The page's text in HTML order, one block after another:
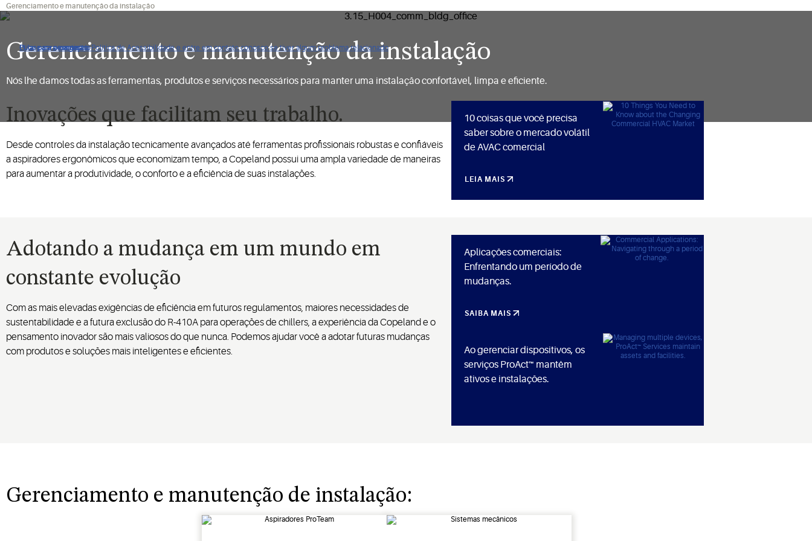
Clique para ver nossa Política de Acessibilidade e entre em contato conosco se tiver algum problema relacionado
Pular para navegação
Pular para o conteúdo
Pular para pesquisa
Gerenciamento e manutenção da instalação
Gerenciamento e manutenção da instalação
Nós lhe damos todas as ferramentas, produtos e serviços necessários para manter uma instalação confortável, limpa e eficiente.
Inovações que facilitam seu trabalho.
Desde controles da instalação tecnicamente avançados até ferramentas profissionais robustas e confiáveis
a aspiradores ergonômicos que economizam tempo, a Copeland possui uma ampla variedade de maneiras
para aumentar a produtividade, o conforto e a eficiência de suas instalações.
10 coisas que você precisa
saber sobre o mercado volátil
de AVAC comercial
LEIA MAIS
Adotando a mudança em um mundo em
constante evolução
Com as mais elevadas exigências de eficiência em futuros regulamentos, maiores necessidades de
sustentabilidade e a futura exclusão do R-410A para operações de chillers, a experiência da Copeland e o
pensamento inovador são mais valiosos do que nunca. Podemos ajudar você a adotar futuras mudanças
com produtos e soluções mais inteligentes e eficientes.
Aplicações comerciais:
Enfrentando um período de
mudanças.
SAIBA MAIS
Ao gerenciar dispositivos, os
serviços ProAct™ mantêm
ativos e instalações.
Gerenciamento e manutenção de instalação: